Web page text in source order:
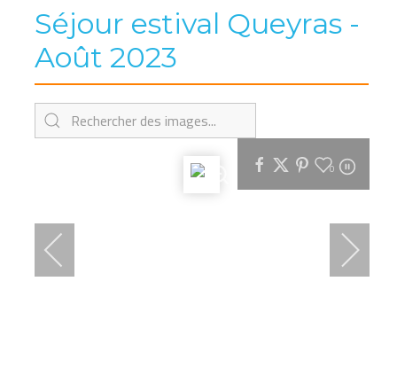
Séjour estival Queyras -
Août 2023
0